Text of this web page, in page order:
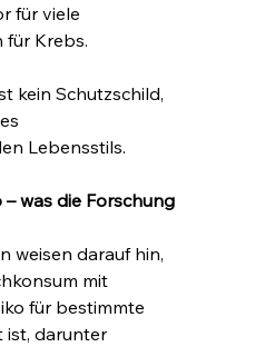
für viele
für Krebs.
kein Schutzschild,
Lebensstils.
was die Forschung
weisen darauf hin,
mit
für bestimmte
ist, darunter